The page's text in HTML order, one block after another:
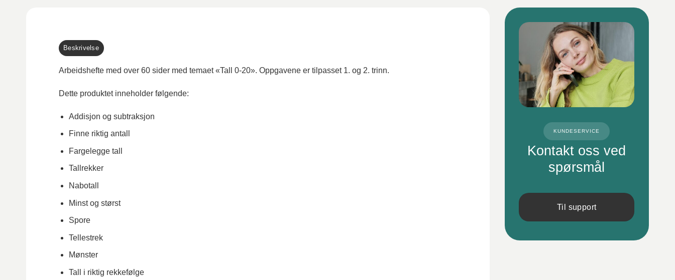
Beskrivelse
Arbeidshefte med over 60 sider med temaet «Tall 0-20». Oppgavene er tilpasset 1. og 2. trinn.
Dette produktet inneholder følgende:
Addisjon og subtraksjon
Finne riktig antall
Fargelegge tall
Tallrekker
Nabotall
Minst og størst
Spore
Tellestrek
Mønster
Tall i riktig rekkefølge
KUNDESERVICE
Kontakt oss ved
spørsmål
Til support